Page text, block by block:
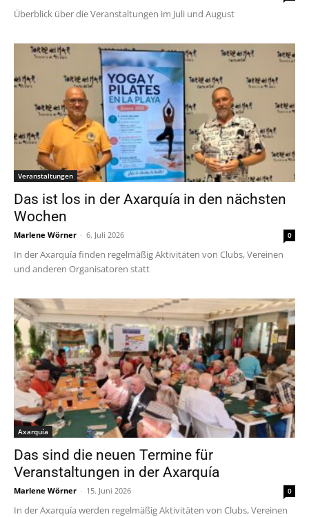
Überblick über die Veranstaltungen im Juli und August
Veranstaltungen
Das ist los in der Axarquía in den nächsten
Wochen
Marlene Wörner - 6. Juli 2026 0
In der Axarquía finden regelmäßig Aktivitäten von Clubs, Vereinen
und anderen Organisatoren statt
Axarquía
Das sind die neuen Termine für
Veranstaltungen in der Axarquía
Marlene Wörner - 15. Juni 2026 0
In der Axarquía werden regelmäßig Aktivitäten von Clubs, Vereinen